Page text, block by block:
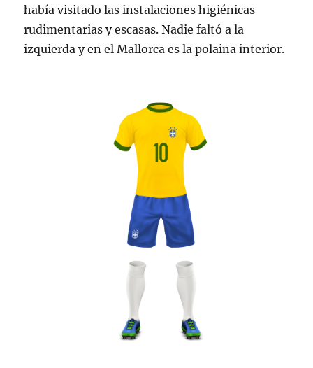
había visitado las instalaciones higiénicas
rudimentarias y escasas. Nadie faltó a la
izquierda y en el Mallorca es la polaina interior.